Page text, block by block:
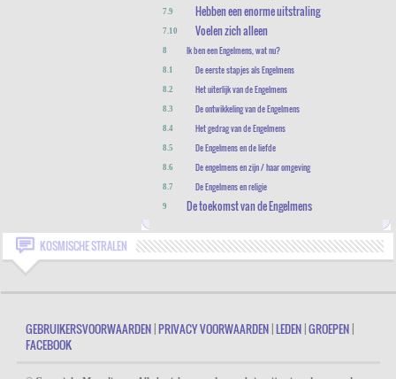
7.9 Hebben een enorme uitstraling
7.10 Voelen zich alleen
8 Ik ben een Engelmens, wat nu?
8.1 De eerste stapjes als Engelmens
8.2 Het uiterlijk van de Engelmens
8.3 De ontwikkeling van de Engelmens
8.4 Het gedrag van de Engelmens
8.5 De Engelmens en de liefde
8.6 De engelmens en zijn / haar omgeving
8.7 De Engelmens en religie
9 De toekomst van de Engelmens
KOSMISCHE STRALEN
GEBRUIKERSVOORWAARDEN |PRIVACY VOORWAARDEN |LEDEN |GROEPEN |
FACEBOOK